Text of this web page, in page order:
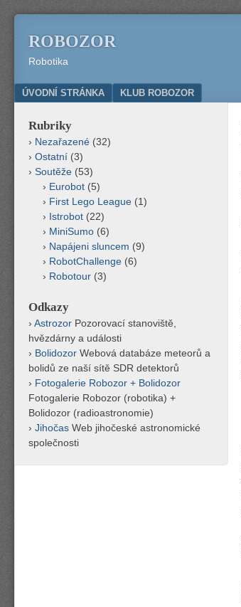
ROBOZOR
Robotika
Menu
SKIP TO CONTENT
ÚVODNÍ STRÁNKA KLUB ROBOZOR
Rubriky
Nezařazené (32)
Ostatní (3)
Soutěže (53)
Eurobot (5)
First Lego League (1)
Istrobot (22)
MiniSumo (6)
Napájeni sluncem (9)
RobotChallenge (6)
Robotour (3)
Odkazy
Astrozor Pozorovací stanoviště,
hvězdárny a události
Bolidozor Webová databáze meteorů a
bolidů ze naší sítě SDR detektorů
Fotogalerie Robozor + Bolidozor
Fotogalerie Robozor (robotika) +
Bolidozor (radioastronomie)
Jihočas Web jihočeské astronomické
společnosti